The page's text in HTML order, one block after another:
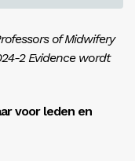
of Midwifery
2 Evidence wordt
voor leden en